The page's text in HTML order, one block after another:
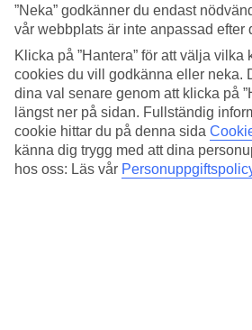
Medeltemperatur –
Populära hotell –
Relaterade resor
Sicilien - Väder och temperatur
Sardinien - Väder och temperatur
Alghero - Väder och temperatur
Cefalù - Väder och temperatur
”Neka” godkänner du endast
vår webbplats är inte anpassad efter
Klicka på ”Hantera” för att välja vilka
cookies du vill godkänna eller neka.
dina val senare genom att klicka på
längst ner på sidan. Fullständig
cookie hittar du på denna sida
känna dig trygg med att dina
hos oss: Läs vår